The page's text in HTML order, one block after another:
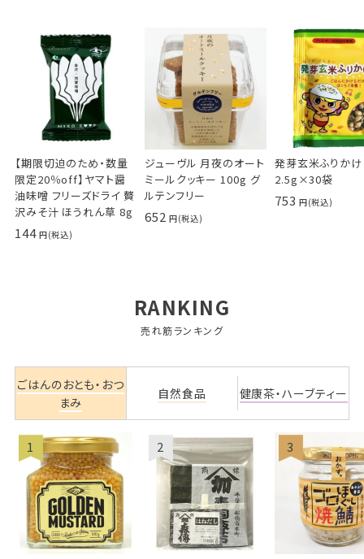
【期限切迫のため・数量
限定20％off】ヤマト醤
油味噌 フリーズドライ 贅
沢みそ汁 ほうれん草 8g
144
ジューヴル 月夜のオート
ミールクッキー 100g グ
ルテンフリー
652
発芽玄米ふりかけ
2.5g×30袋
753
RANKING
売れ筋ランキング
ごはんのおとも・おつ
まみ
自然食品 健康茶・ハーブティー